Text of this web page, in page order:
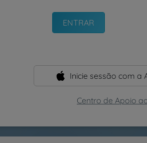
Inicie sessão com a
Centro de Apoio